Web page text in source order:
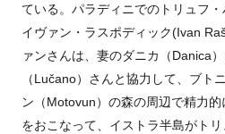
ている。パラディニでのトリュフ
イヴァン・ラスポディック(Ivan
ァンさんは、妻のダニカ（Danica
（Lučano）さんと協力して、ブト
ン（Motovun）の森の周辺で精力
をおこなって、イストラ半島がト